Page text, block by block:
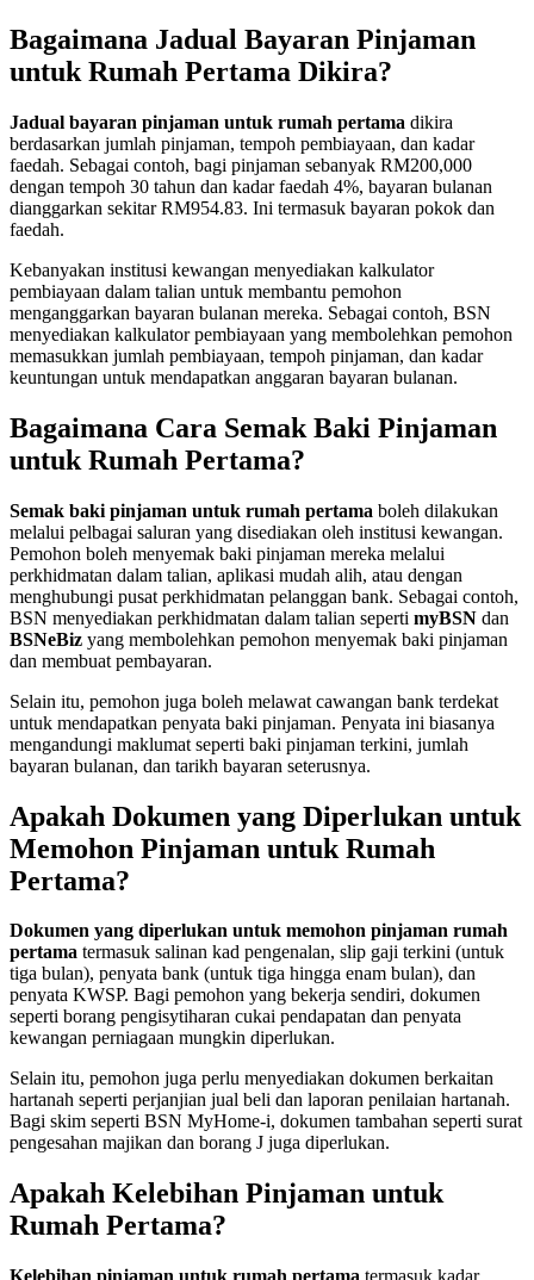
Bagaimana Jadual Bayaran Pinjaman
untuk Rumah Pertama Dikira?
Jadual bayaran pinjaman untuk rumah pertama dikira
berdasarkan jumlah pinjaman, tempoh pembiayaan, dan kadar
faedah. Sebagai contoh, bagi pinjaman sebanyak RM200,000
dengan tempoh 30 tahun dan kadar faedah 4%, bayaran bulanan
dianggarkan sekitar RM954.83. Ini termasuk bayaran pokok dan
faedah.
Kebanyakan institusi kewangan menyediakan kalkulator
pembiayaan dalam talian untuk membantu pemohon
menganggarkan bayaran bulanan mereka. Sebagai contoh, BSN
menyediakan kalkulator pembiayaan yang membolehkan pemohon
memasukkan jumlah pembiayaan, tempoh pinjaman, dan kadar
keuntungan untuk mendapatkan anggaran bayaran bulanan.
Bagaimana Cara Semak Baki Pinjaman
untuk Rumah Pertama?
Semak baki pinjaman untuk rumah pertama boleh dilakukan
melalui pelbagai saluran yang disediakan oleh institusi kewangan.
Pemohon boleh menyemak baki pinjaman mereka melalui
perkhidmatan dalam talian, aplikasi mudah alih, atau dengan
menghubungi pusat perkhidmatan pelanggan bank. Sebagai contoh,
BSN menyediakan perkhidmatan dalam talian seperti myBSN dan
BSNeBiz yang membolehkan pemohon menyemak baki pinjaman
dan membuat pembayaran.
Selain itu, pemohon juga boleh melawat cawangan bank terdekat
untuk mendapatkan penyata baki pinjaman. Penyata ini biasanya
mengandungi maklumat seperti baki pinjaman terkini, jumlah
bayaran bulanan, dan tarikh bayaran seterusnya.
Apakah Dokumen yang Diperlukan untuk
Memohon Pinjaman untuk Rumah
Pertama?
Dokumen yang diperlukan untuk memohon pinjaman rumah
pertama termasuk salinan kad pengenalan, slip gaji terkini (untuk
tiga bulan), penyata bank (untuk tiga hingga enam bulan), dan
penyata KWSP. Bagi pemohon yang bekerja sendiri, dokumen
seperti borang pengisytiharan cukai pendapatan dan penyata
kewangan perniagaan mungkin diperlukan.
Selain itu, pemohon juga perlu menyediakan dokumen berkaitan
hartanah seperti perjanjian jual beli dan laporan penilaian hartanah.
Bagi skim seperti BSN MyHome-i, dokumen tambahan seperti surat
pengesahan majikan dan borang J juga diperlukan.
Apakah Kelebihan Pinjaman untuk
Rumah Pertama?